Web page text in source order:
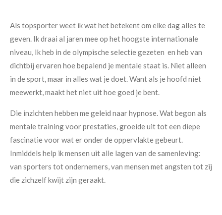
Als topsporter weet ik wat het betekent om elke dag alles te
geven. Ik draai al jaren mee op het hoogste internationale
niveau, Ik heb in de olympische selectie gezeten en heb van
dichtbij ervaren hoe bepalend je mentale staat is. Niet alleen
in de sport, maar in alles wat je doet. Want als je hoofd niet
meewerkt, maakt het niet uit hoe goed je bent.
Die inzichten hebben me geleid naar hypnose. Wat begon als
mentale training voor prestaties, groeide uit tot een diepe
fascinatie voor wat er onder de oppervlakte gebeurt.
Inmiddels help ik mensen uit alle lagen van de samenleving:
van sporters tot ondernemers, van mensen met angsten tot zij
die zichzelf kwijt zijn geraakt.